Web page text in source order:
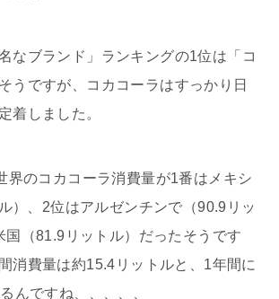
なブランド」ランキングの1位は「コ
うですが、コカコーラはすっかり日
着しました。
界のコカコーラ消費量が1番はメキシ
）、2位はアルゼンチンで（90.9リッ
国（81.9リットル）だったそうです
消費量は約15.4リットルと、1年間に
んですね、、、、、